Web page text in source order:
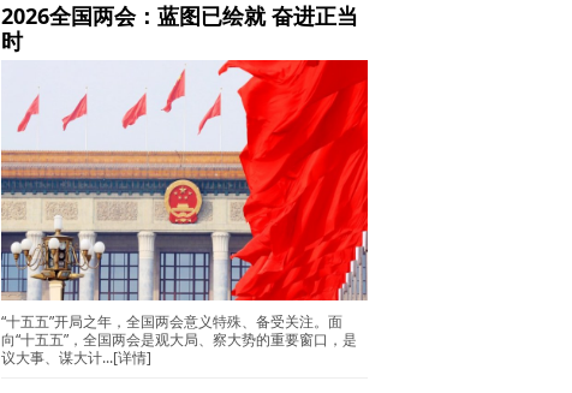
2026全国两会：蓝图已绘就 奋进正当
时
“十五五”开局之年，全国两会意义特殊、备受关注。面
向“十五五”，全国两会是观大局、察大势的重要窗口，是
议大事、谋大计...[详情]